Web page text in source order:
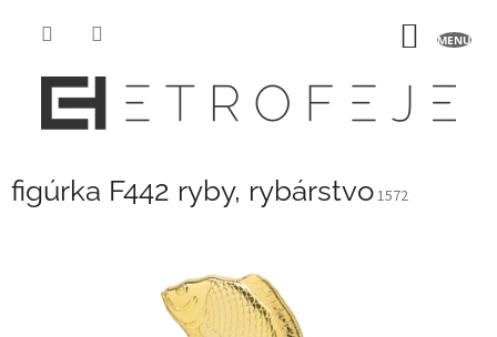
figúrka F442 ryby, rybárstvo1572